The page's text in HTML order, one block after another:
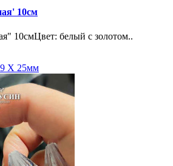
10см
10смЦвет: белый с золотом..